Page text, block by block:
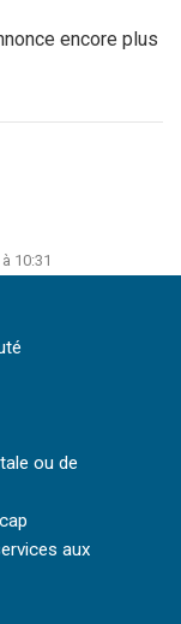
encore plus
10:31
ou de
aux